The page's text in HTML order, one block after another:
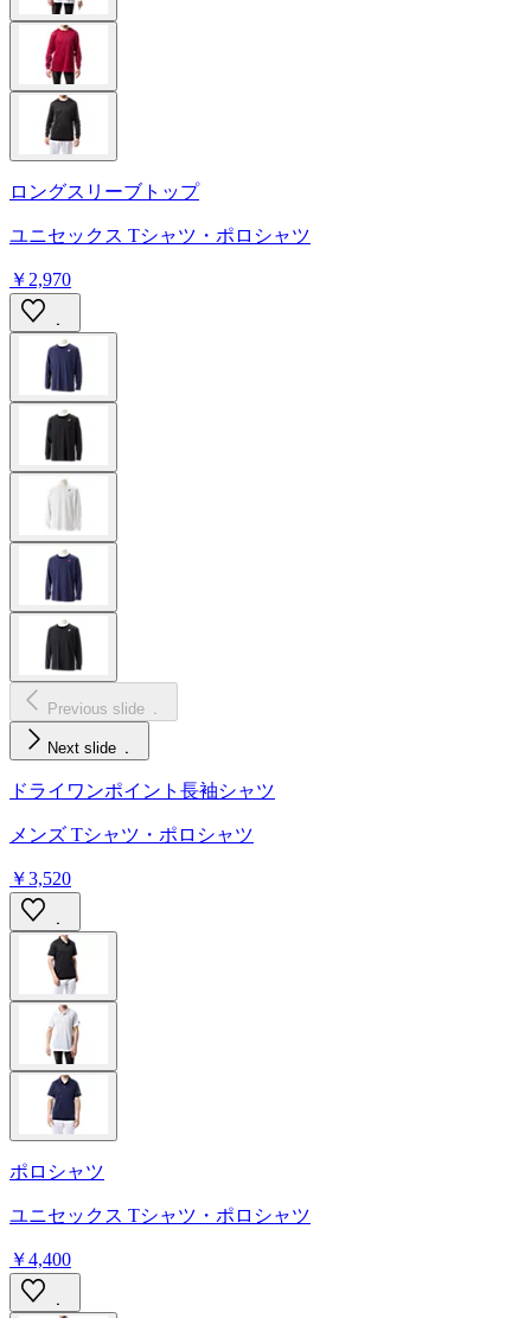
ロングスリーブトップ
ユニセックス Tシャツ・ポロシャツ
￥2,970
Previous slide
Next slide
ドライワンポイント長袖シャツ
メンズ Tシャツ・ポロシャツ
￥3,520
ポロシャツ
ユニセックス Tシャツ・ポロシャツ
￥4,400